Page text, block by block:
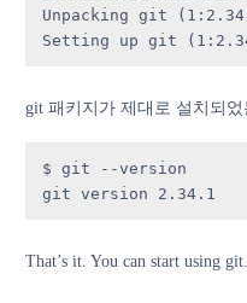
Unpacking git
Setting up git
git 패키지가 제대로 설치되
$ git --version
git version 2.34.1
That’s it. You can start using